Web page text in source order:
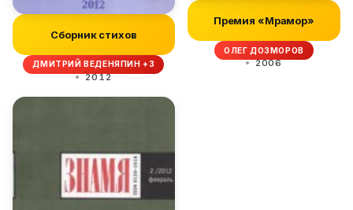
Сборник стихов
ДМИТРИЙ ВЕДЕНЯПИН +3
2012
Премия «Мрамор»
ОЛЕГ ДОЗМОРОВ
2006